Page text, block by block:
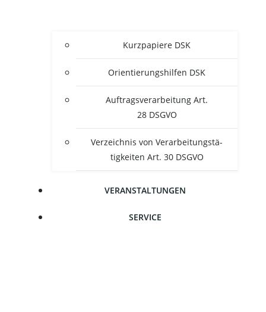
Kurz­pa­pie­re DSK
Ori­en­tie­rungs­hil­fen DSK
Auf­trags­ver­ar­bei­tung Art.
28 DSGVO
Ver­zeich­nis von Ver­ar­bei­tungs­tä­
tig­kei­ten Art. 30 DSGVO
VER­AN­STAL­TUN­GEN
SER­VICE